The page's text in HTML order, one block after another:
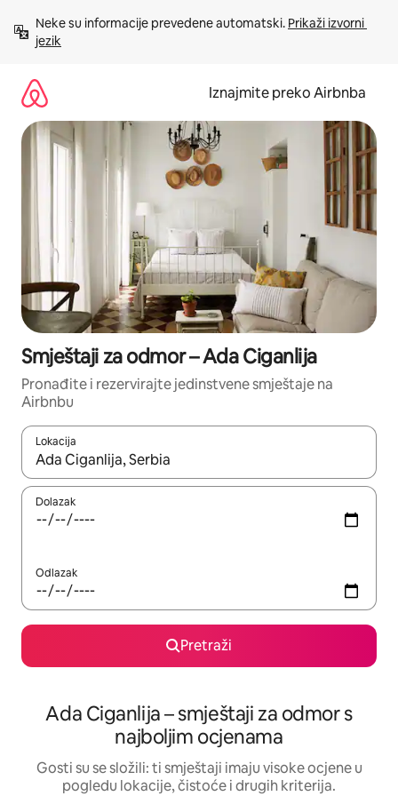
sadržaj
Neke su informacije prevedene automatski. Prikaži izvorni
jezik
Iznajmite preko Airbnba
Smještaji za odmor – Ada Ciganlija
Pronađite i rezervirajte jedinstvene smještaje na
Airbnbu
Lokacija
Kada budu dostupni rezultati, moći ćete ih pregledati
Dolazak
Odlazak
Pretraži
Ada Ciganlija – smještaji za odmor s
najboljim ocjenama
Gosti su se složili: ti smještaji imaju visoke ocjene u
pogledu lokacije, čistoće i drugih kriterija.